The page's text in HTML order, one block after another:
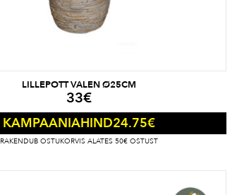
LILLEPOTT VALEN Ø25CM
33€
KAMPAANIAHIND24.75€
RAKENDUB OSTUKORVIS ALATES 50€ OSTUST